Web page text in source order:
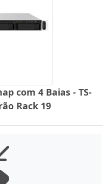
com 4 Baias - TS-
Rack 19